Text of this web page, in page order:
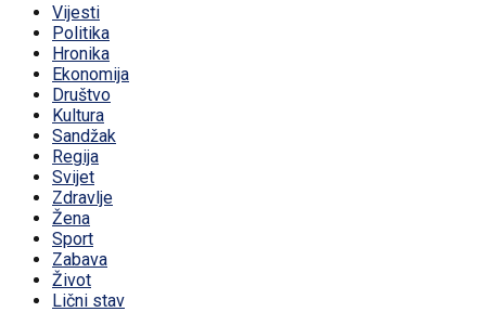
Vijesti
Politika
Hronika
Ekonomija
Društvo
Kultura
Sandžak
Regija
Svijet
Zdravlje
Žena
Sport
Zabava
Život
Lični stav